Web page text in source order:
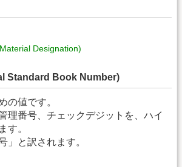
Designation)
Standard Book Number)
の値です。
理番号、チェックデジットを、ハイ
す。
」と訳されます。